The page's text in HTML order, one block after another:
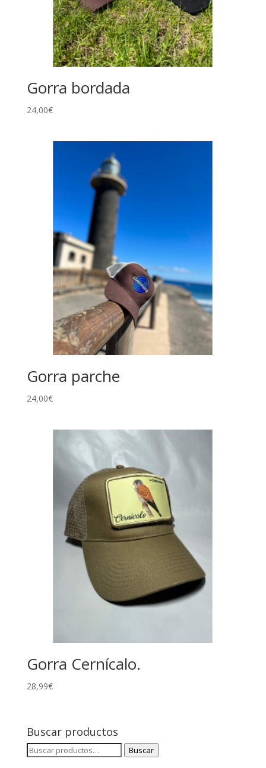
Gorra bordada
24,00€
Gorra parche
24,00€
Gorra Cernícalo.
28,99€
Buscar productos
Buscar
Buscar